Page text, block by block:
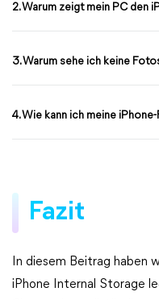
2. Warum zeigt mein PC den
3. Warum sehe ich keine
4. Wie kann ich meine
Fazit
In diesem Beitrag haben
iPhone Internal Storage